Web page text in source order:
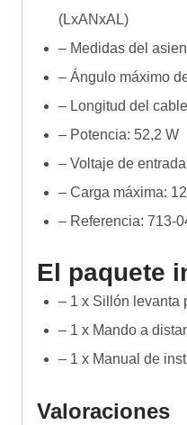
(LxANxAL)
– Medidas del
– Ángulo máximo
– Longitud del
– Potencia: 52,2 W
– Voltaje de
– Carga máxima:
– Referencia: 713-
El paquete
– 1 x Sillón levanta
– 1 x Mando a
– 1 x Manual de
Valoraciones